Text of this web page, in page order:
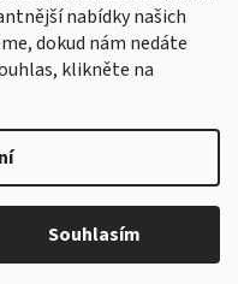
nabídky našich
dokud nám nedáte
klikněte na
Souhlasím
tašky a peněženky
práva